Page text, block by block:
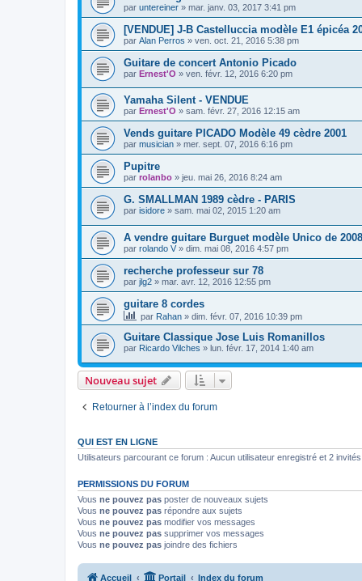
par untereiner » mar. janv. 03, 2017 3:41 pm
[VENDUE] J-B Castelluccia modèle E1 épicéa
par Alan Perros » ven. oct. 21, 2016 5:38 pm
Guitare de concert Antonio Picado
par Ernest'O » ven. févr. 12, 2016 6:20 pm
Yamaha Silent - VENDUE
par Ernest'O » sam. févr. 27, 2016 12:15 am
Vends guitare PICADO Modèle 49 cèdre 2001
par musician » mer. sept. 07, 2016 6:16 pm
Pupitre
par rolanbo » jeu. mai 26, 2016 8:24 am
G. SMALLMAN 1989 cèdre - PARIS
par isidore » sam. mai 02, 2015 1:20 am
A vendre guitare Burguet modèle Unico de 2008
par rolando V » dim. mai 08, 2016 4:57 pm
recherche professeur sur 78
par jlg2 » mar. avr. 12, 2016 12:55 pm
guitare 8 cordes
par Rahan » dim. févr. 07, 2016 10:39 pm
Guitare Classique Jose Luis Romanillos
par Ricardo Vilches » lun. févr. 17, 2014 1:40 am
Nouveau sujet
Retourner à l’index du forum
QUI EST EN LIGNE
Utilisateurs parcourant ce forum : Aucun utilisateur enregistré et 2 invités
PERMISSIONS DU FORUM
Vous ne pouvez pas poster de nouveaux sujets
Vous ne pouvez pas répondre aux sujets
Vous ne pouvez pas modifier vos messages
Vous ne pouvez pas supprimer vos messages
Vous ne pouvez pas joindre des fichiers
Accueil Portail Index du forum